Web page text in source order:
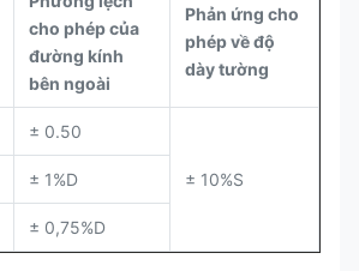
cho phép của
đường kính
bên ngoài
Phản ứng cho
phép về độ
dày tường
± 0.50
± 10%S
± 1%D
± 0,75%D